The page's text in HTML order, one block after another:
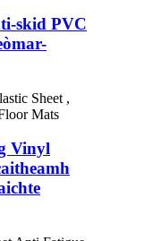
skid PVC
Vinyl